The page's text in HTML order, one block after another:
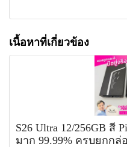
เนื้อหาที่เกี่ยวข้อง
S26 Ultra 12/256GB สี
มาก 99.99% ครบยกกล่